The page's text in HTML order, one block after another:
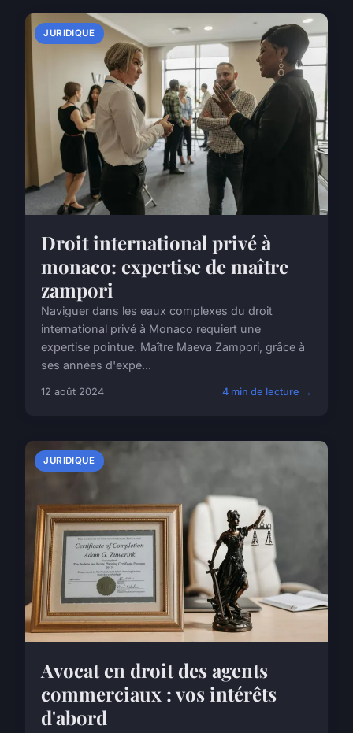
JURIDIQUE
Droit international privé à
monaco: expertise de maître
zampori
Naviguer dans les eaux complexes du droit
international privé à Monaco requiert une
expertise pointue. Maître Maeva Zampori, grâce à
ses années d'expé...
12 août 2024 4 min de lecture →
JURIDIQUE
Avocat en droit des agents
commerciaux : vos intérêts
d'abord